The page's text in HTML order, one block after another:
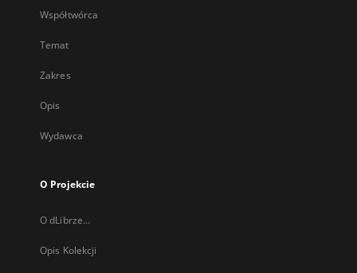
Współtwórca
Temat
Zakres
Opis
Wydawca
O Projekcie
O dLibrze...
Opis Kolekcji